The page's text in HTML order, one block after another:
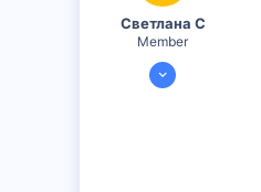
Светлана С
Member
10 Апр 2024